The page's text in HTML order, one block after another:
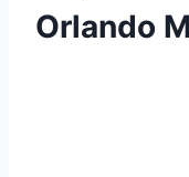
Orlando